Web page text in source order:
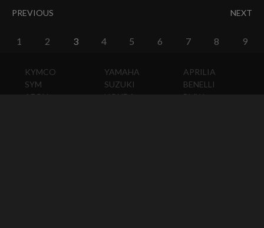
PREVIOUS NEXT
1 2 3 4 5 6 7 8 9
KYMCO
SYM
AEON
YAMAHA
SUZUKI
HONDA
APRILIA
BENELLI
BMW